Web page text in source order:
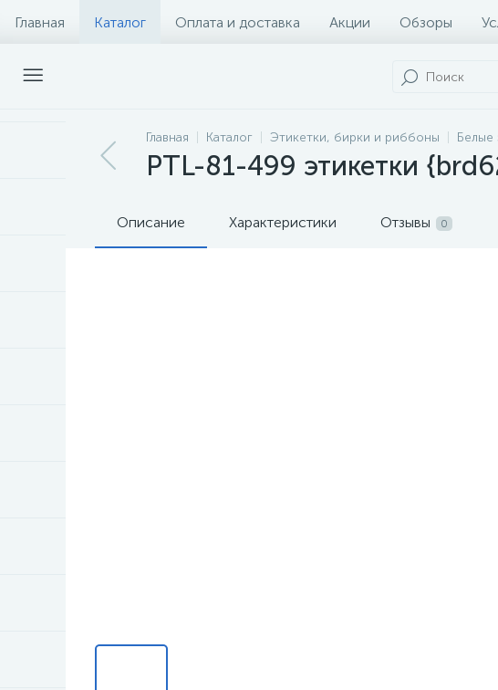
Главная Каталог Оплата и доставка Акции Обзоры
Главная Каталог Этикетки, бирки и риббоны Белые
PTL-81-499 этикетки
Описание Характеристики Отзывы 0